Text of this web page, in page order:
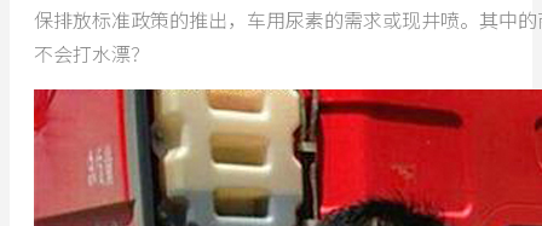
保排放标准政策的推出，车用尿素的需求或现井喷。其中
不会打水漂？